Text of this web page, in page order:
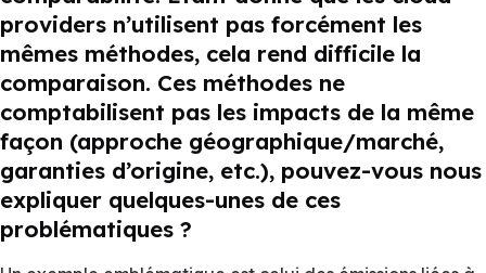
providers n’utilisent pas forcément les
mêmes méthodes, cela rend difficile la
comparaison. Ces méthodes ne
comptabilisent pas les impacts de la même
façon (approche géographique/marché,
garanties d’origine, etc.), pouvez-vous nous
expliquer quelques-unes de ces
problématiques ?